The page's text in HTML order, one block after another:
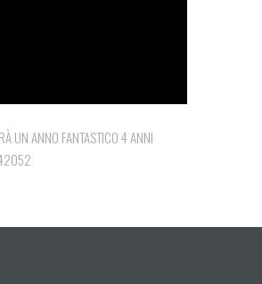
UN ANNO FANTASTICO 4 ANNI